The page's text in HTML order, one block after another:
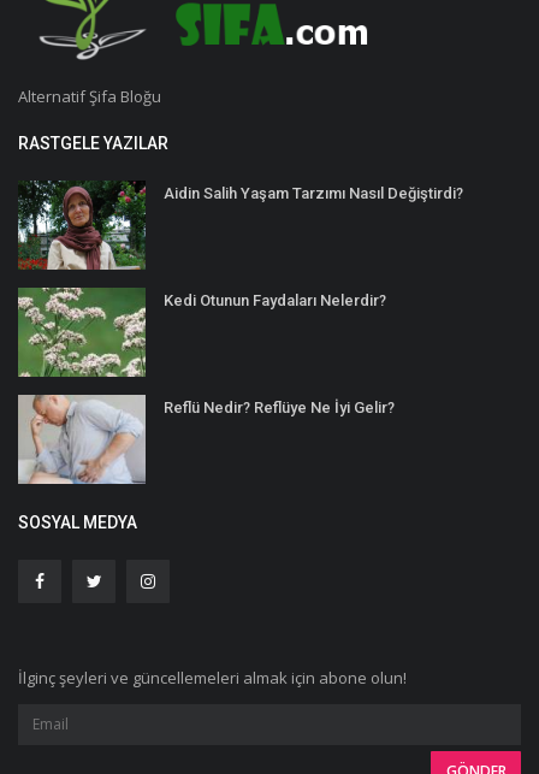
Alternatif Şifa Bloğu
RASTGELE YAZILAR
Aidin Salih Yaşam Tarzımı Nasıl Değiştirdi?
Kedi Otunun Faydaları Nelerdir?
Reflü Nedir? Reflüye Ne İyi Gelir?
SOSYAL MEDYA
İlginç şeyleri ve güncellemeleri almak için abone olun!